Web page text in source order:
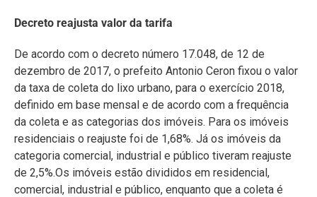
Decreto reajusta valor da tarifa
De acordo com o decreto número 17.048, de 12 de
dezembro de 2017, o prefeito Antonio Ceron fixou o valor
da taxa de coleta do lixo urbano, para o exercício 2018,
definido em base mensal e de acordo com a frequência
da coleta e as categorias dos imóveis. Para os imóveis
residenciais o reajuste foi de 1,68%. Já os imóveis da
categoria comercial, industrial e público tiveram reajuste
de 2,5%.Os imóveis estão divididos em residencial,
comercial, industrial e público, enquanto que a coleta é